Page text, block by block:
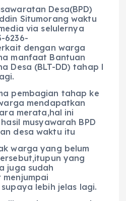
Desa(BPD)
Situmorang waktu
via selulernya
6236-
dengan warga
manfaat Bantuan
Desa (BLT-DD) tahap l
pembagian tahap ke
mendapatkan
merata,hal ini
musyawarah BPD
desa waktu itu
warga yang belum
yang
juga sudah
lebih jelas lagi.